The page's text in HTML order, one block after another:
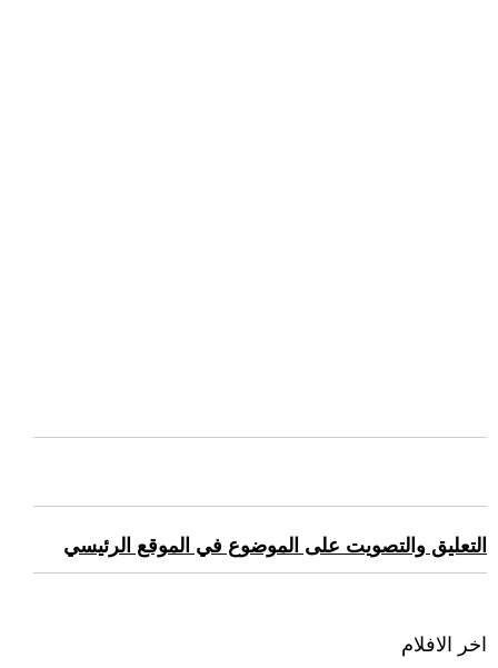
التعليق والتصويت على الموضوع في الموقع الرئيسي
اخر الافلام